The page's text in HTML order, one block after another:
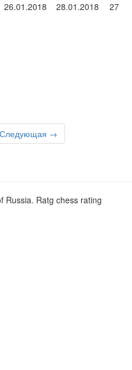
26.01.2018 28.01.2018 27
Следующая →
Russia. Ratg chess rating